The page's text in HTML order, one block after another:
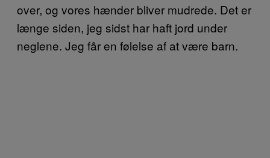
over, og vores hænder bliver mudrede. Det er
længe siden, jeg sidst har haft jord under
neglene. Jeg får en følelse af at være barn.